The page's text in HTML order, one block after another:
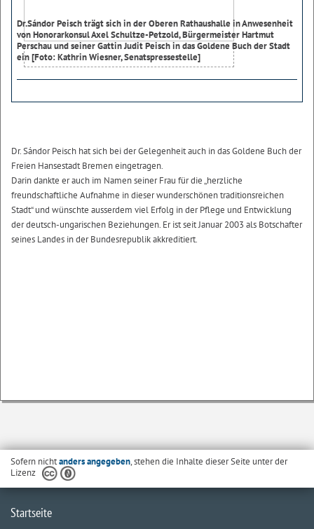
Dr.Sándor Peisch trägt sich in der Oberen Rathaushalle in Anwesenheit
von Honorarkonsul Axel Schultze-Petzold, Bürgermeister Hartmut
Perschau und seiner Gattin Judit Peisch in das Goldene Buch der Stadt
ein [Foto: Kathrin Wiesner, Senatspressestelle]
Dr. Sándor Peisch hat sich bei der Gelegenheit auch in das Goldene Buch der
Freien Hansestadt Bremen eingetragen.
Darin dankte er auch im Namen seiner Frau für die „herzliche
freundschaftliche Aufnahme in dieser wunderschönen traditionsreichen
Stadt“ und wünschte ausserdem viel Erfolg in der Pflege und Entwicklung
der deutsch-ungarischen Beziehungen. Er ist seit Januar 2003 als Botschafter
seines Landes in der Bundesrepublik akkreditiert.
Sofern nichtanders angegeben, stehen die Inhalte dieser Seite unter der
Lizenz
Startseite